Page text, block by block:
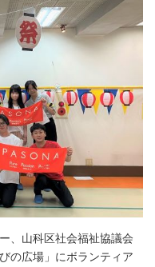
、山科区社会福祉協議会
の広場」にボランティア